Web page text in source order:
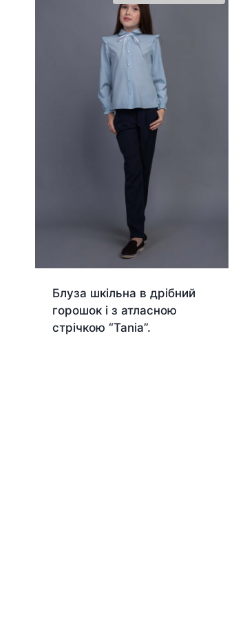
Блуза шкільна в дрібний
горошок і з атласною
стрічкою “Tania”.